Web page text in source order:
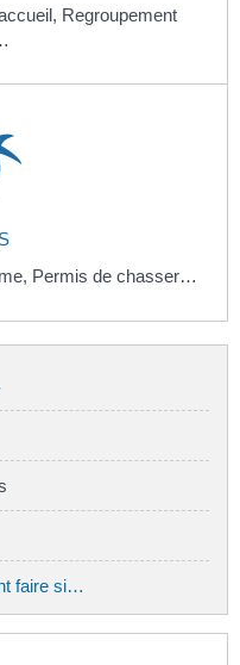
Regroupement
Permis de chasser…
faire si…